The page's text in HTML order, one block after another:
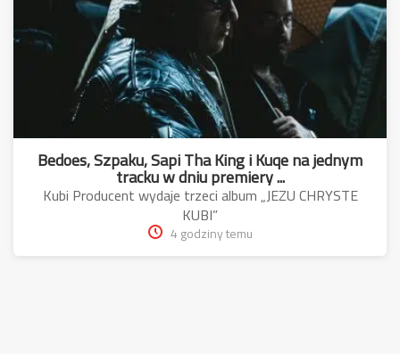
Bedoes, Szpaku, Sapi Tha King i Kuqe na jednym
tracku w dniu premiery ...
Kubi Producent wydaje trzeci album „JEZU CHRYSTE
KUBI”
4 godziny temu